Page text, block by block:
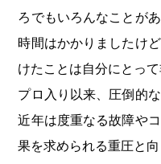
ろでもいろんなことが
時間はかかりましたけ
けたことは自分にとっ
プロ入り以来、圧倒的
近年は度重なる故障や
果を求められる重圧と向